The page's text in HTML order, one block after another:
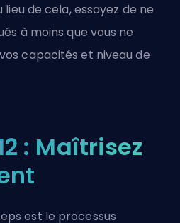
de cela, essayez de ne
à moins que vous ne
capacités et niveau de
: Maîtrisez
est le processus